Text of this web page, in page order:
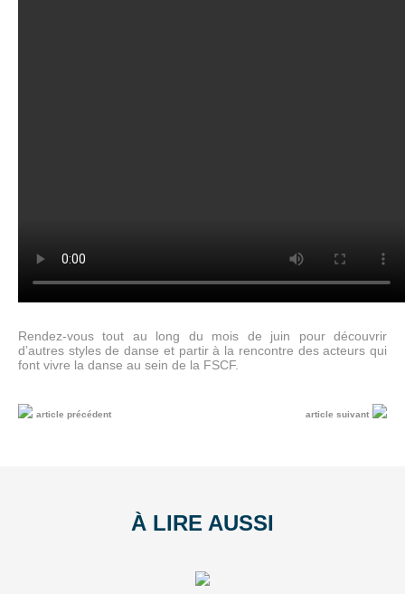
Rendez-vous tout au long du mois de juin pour découvrir
d’autres styles de danse et partir à la rencontre des acteurs qui
font vivre la danse au sein de la FSCF.
article précédent article suivant
À LIRE AUSSI